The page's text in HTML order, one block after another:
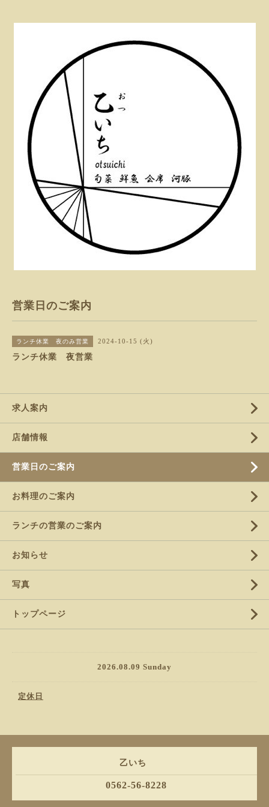
営業日のご案内
ランチ休業 夜のみ営業 2024-10-15 (火)
ランチ休業 夜営業
求人案内
店舗情報
営業日のご案内
お料理のご案内
ランチの営業のご案内
お知らせ
写真
トップページ
2026.08.09 Sunday
定休日
乙いち
0562-56-8228